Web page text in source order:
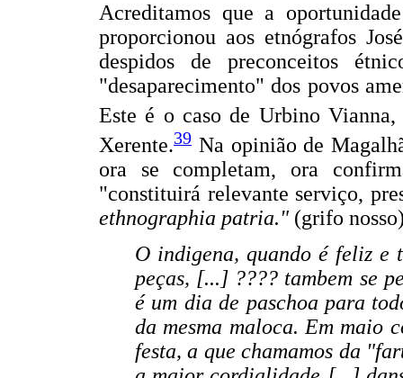
Acreditamos que a
proporcionou aos etnógrafos
despidos de preconceitos
"desaparecimento" dos povos
Este é o caso de Urbino Vianna,
Xerente.39 Na opinião de
ora se completam, ora
"constituirá relevante serviço,
ethnographia patria." (grifo
O indigena, quando é feliz e
peças, [...] ???? tambem se
é um dia de paschoa para
da mesma maloca. Em maio
festa, a que chamamos da